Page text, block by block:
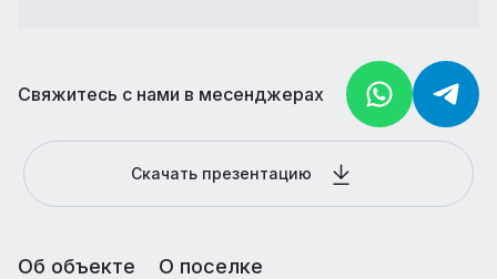
Свяжитесь с нами в месенджерах
Скачать презентацию
Об объекте О поселке